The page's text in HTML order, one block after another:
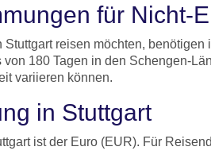
für Nicht-
Stuttgart reisen möchten,
180 Tagen in den Schengen-
variieren können.
in Stuttgart
ist der Euro (EUR). Für